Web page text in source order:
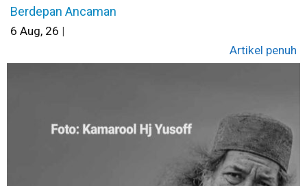
Berdepan Ancaman
6 Aug, 26 |
Artikel penuh